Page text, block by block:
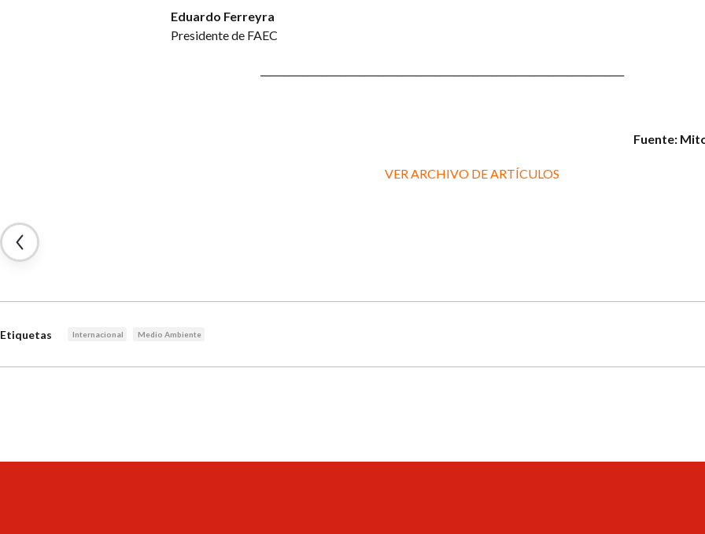
Eduardo Ferreyra
Presidente de FAEC
Fuente:
VER ARCHIVO DE ARTÍCULOS
Etiquetas Internacional Medio Ambiente